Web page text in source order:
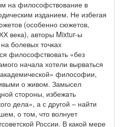
на философствование в
изданием. Не избегая
(особенно сюжетов,
века), авторы Mixtur-ы
болевых точках
философствовать «без
начала хотели вырваться
философии,
о живом. Замысел
стороны, избежать
дела», а с другой – найти
о том, что волнует
России. В какой мере